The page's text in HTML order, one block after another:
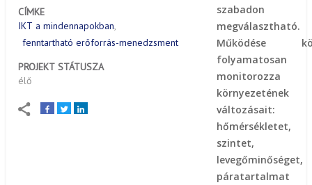
CÍMKE
IKT a mindennapokban
fenntartható erőforrás-menedzsment
PROJEKT STÁTUSZA
élő
szabadon
megválasztható.
Működése
folyamatosan
monitorozza
környezetének
változásait:
hőmérsékletet,
szintet,
levegőminőséget,